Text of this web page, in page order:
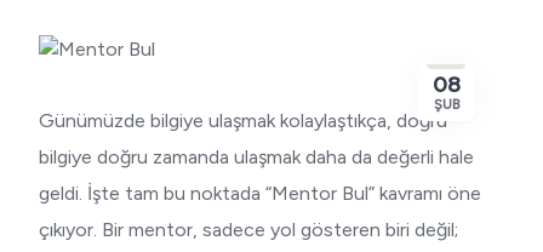
08
ŞUB
Günümüzde bilgiye ulaşmak kolaylaştıkça, doğru
bilgiye doğru zamanda ulaşmak daha da değerli hale
geldi. İşte tam bu noktada “Mentor Bul” kavramı öne
çıkıyor. Bir mentor, sadece yol gösteren biri değil;